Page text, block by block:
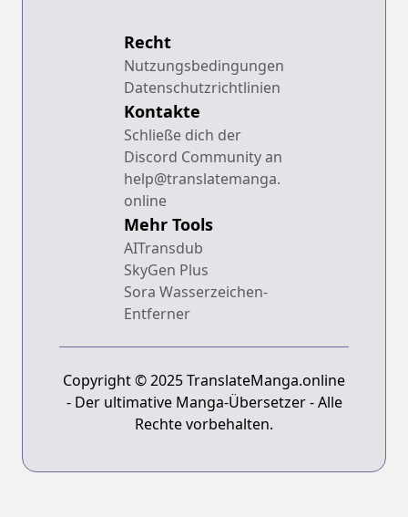
Recht
Nutzungsbedingungen
Datenschutzrichtlinien
Kontakte
Schließe dich der
Discord Community an
help@translatemanga.
online
Mehr Tools
AITransdub
SkyGen Plus
Sora Wasserzeichen-
Entferner
Copyright © 2025 TranslateManga.online
- Der ultimative Manga-Übersetzer - Alle
Rechte vorbehalten.